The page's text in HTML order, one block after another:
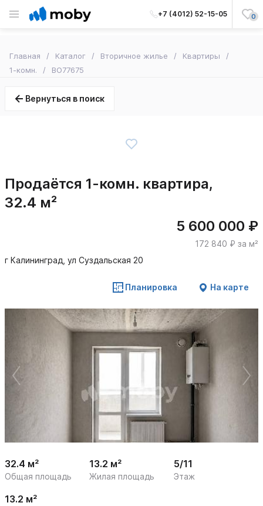
+7 (4012) 52-15-05 0
Главная Каталог Вторичное жилье
Квартиры
1-комн.
BO77675
Вернуться в поиск
Продаётся 1-комн. квартира,
32.4 м²
5 600 000 ₽
172 840 ₽ за м²
г Калининград, ул Суздальская 20
Планировка На карте
32.4 м²
Общая площадь
13.2 м²
Жилая площадь
5/11
Этаж
13.2 м²